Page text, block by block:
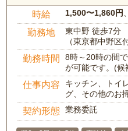
時給 1,500〜1,860円
勤務地
東中野 徒歩7分
（東京都中野区
勤務時間
8時～20時の間
が可能です。(候
仕事内容
キッチン、トイ
グ、その他のお
契約形態 業務委託